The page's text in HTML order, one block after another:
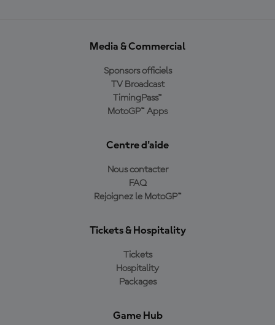
Media & Commercial
Sponsors officiels
TV Broadcast
TimingPass™
MotoGP™ Apps
Centre d'aide
Nous contacter
FAQ
Rejoignez le MotoGP™
Tickets & Hospitality
Tickets
Hospitality
Packages
Game Hub